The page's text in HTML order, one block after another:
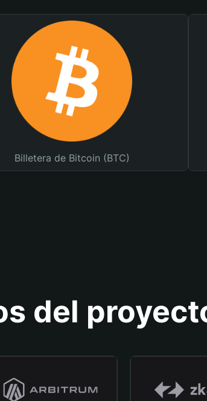
Billetera de Bitcoin (BTC)
del